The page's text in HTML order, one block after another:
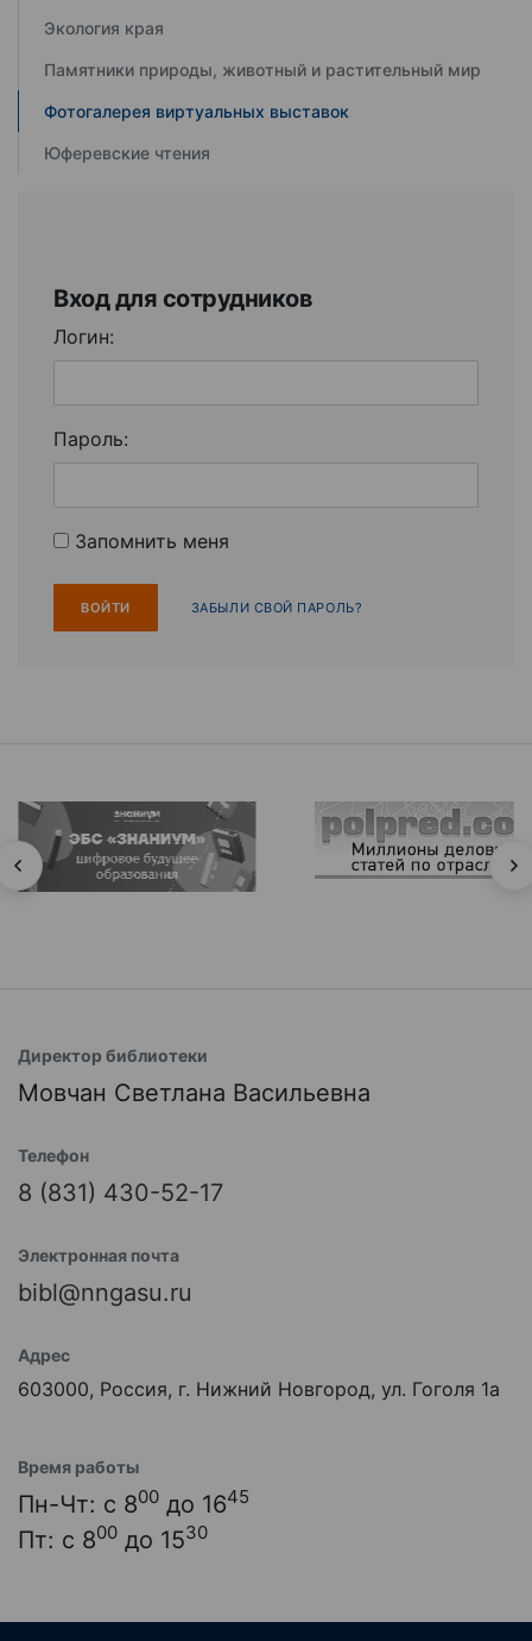
Экология края
Памятники природы, животный и растительный мир
Фотогалерея виртуальных выставок
Юферевские чтения
Вход для сотрудников
Логин:
Пароль:
Запомнить меня
ЗАБЫЛИ СВОЙ ПАРОЛЬ?
Директор библиотеки
Мовчан Светлана Васильевна
Телефон
8 (831) 430-52-17
Электронная почта
bibl@nngasu.ru
Адрес
603000, Россия, г. Нижний Новгород, ул. Гоголя 1а
Время работы
Пн-Чт: с 800 до 1645
Пт: с 800 до 1530